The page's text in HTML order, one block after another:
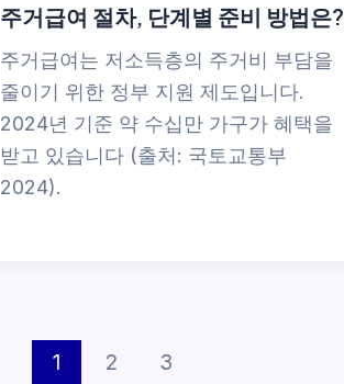
주거급여 절차, 단계별 준비 방법은?
주거급여는 저소득층의 주거비 부담을
줄이기 위한 정부 지원 제도입니다.
2024년 기준 약 수십만 가구가 혜택을
받고 있습니다 (출처: 국토교통부
2024).
1 2 3